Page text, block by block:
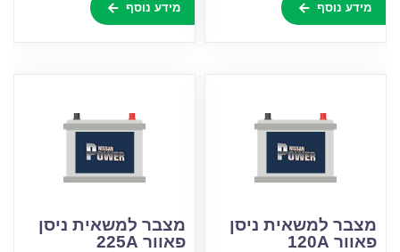
מידע נוסף מידע נוסף
מצבר למשאית ניסן
פאוור 120A
מצבר למשאית ניסן
פאוור 225A